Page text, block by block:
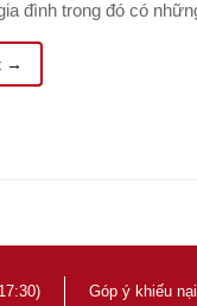
đình trong đó có
→
Góp ý khiếu